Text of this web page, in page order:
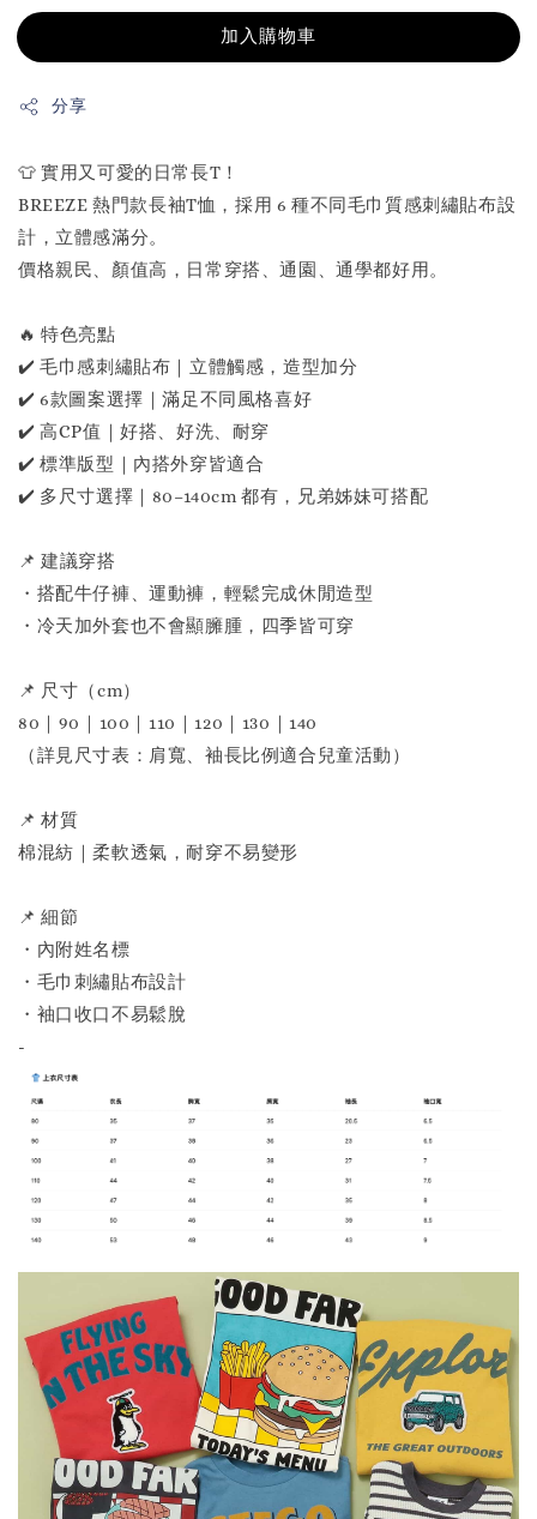
加入購物車
分享
👕 實用又可愛的日常長T！
BREEZE 熱門款長袖T恤，採用 6 種不同毛巾質感刺繡貼布設
計，立體感滿分。
價格親民、顏值高，日常穿搭、通園、通學都好用。
🔥 特色亮點
✔️ 毛巾感刺繡貼布｜立體觸感，造型加分
✔️ 6款圖案選擇｜滿足不同風格喜好
✔️ 高CP值｜好搭、好洗、耐穿
✔️ 標準版型｜內搭外穿皆適合
✔️ 多尺寸選擇｜80–140cm 都有，兄弟姊妹可搭配
📌 建議穿搭
・搭配牛仔褲、運動褲，輕鬆完成休閒造型
・冷天加外套也不會顯臃腫，四季皆可穿
📌 尺寸（cm）
80｜90｜100｜110｜120｜130｜140
（詳見尺寸表：肩寬、袖長比例適合兒童活動）
📌 材質
棉混紡｜柔軟透氣，耐穿不易變形
📌 細節
・內附姓名標
・毛巾刺繡貼布設計
・袖口收口不易鬆脫
-